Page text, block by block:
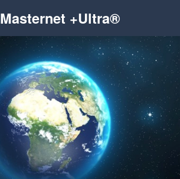
Masternet +Ultra®